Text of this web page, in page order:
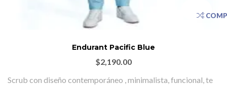
Endurant Pacific Blue
$2,190.00
Scrub con diseño contemporáneo , minimalista, funcional, te